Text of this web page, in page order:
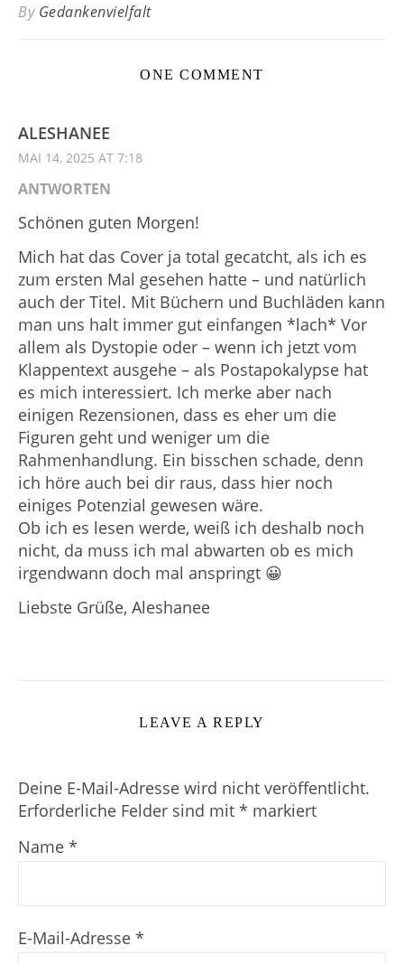
By Gedankenvielfalt
ONE COMMENT
ALESHANEE
MAI 14, 2025 AT 7:18
ANTWORTEN
Schönen guten Morgen!
Mich hat das Cover ja total gecatcht, als ich es
zum ersten Mal gesehen hatte – und natürlich
auch der Titel. Mit Büchern und Buchläden kann
man uns halt immer gut einfangen *lach* Vor
allem als Dystopie oder – wenn ich jetzt vom
Klappentext ausgehe – als Postapokalypse hat
es mich interessiert. Ich merke aber nach
einigen Rezensionen, dass es eher um die
Figuren geht und weniger um die
Rahmenhandlung. Ein bisschen schade, denn
ich höre auch bei dir raus, dass hier noch
einiges Potenzial gewesen wäre.
Ob ich es lesen werde, weiß ich deshalb noch
nicht, da muss ich mal abwarten ob es mich
irgendwann doch mal anspringt 😀
Liebste Grüße, Aleshanee
LEAVE A REPLY
Deine E-Mail-Adresse wird nicht veröffentlicht.
Erforderliche Felder sind mit * markiert
Name *
E-Mail-Adresse *